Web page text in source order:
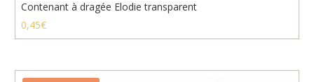
Contenant à dragée Elodie transparent
0,45€